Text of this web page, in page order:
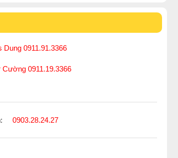
Dung 0911.91.3366
Cường 0911.19.3366
0903.28.24.27